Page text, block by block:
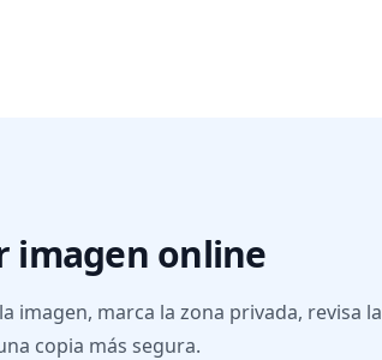
imagen online
imagen, marca la zona privada, revisa la
copia más segura.